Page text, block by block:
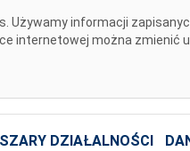
Używamy informacji
internetowej można zmienić
DZIAŁALNOŚCI